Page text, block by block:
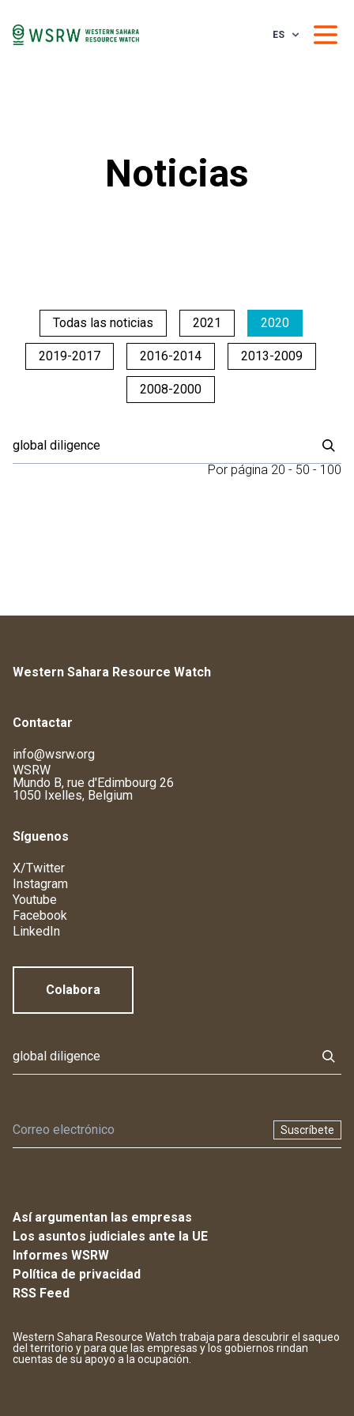
ES
Noticias
Todas las noticias 2021 2020
2019-2017 2016-2014 2013-2009
2008-2000
Por página 20 - 50 - 100
Western Sahara Resource Watch
Contactar
info@wsrw.org
WSRW
Mundo B, rue d'Edimbourg 26
1050 Ixelles, Belgium
Síguenos
X/Twitter
Instagram
Youtube
Facebook
LinkedIn
Colabora
Suscríbete
Así argumentan las empresas
Los asuntos judiciales ante la UE
Informes WSRW
Política de privacidad
RSS Feed
Western Sahara Resource Watch trabaja para descubrir el saqueo
del territorio y para que las empresas y los gobiernos rindan
cuentas de su apoyo a la ocupación.